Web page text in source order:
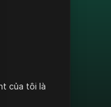
của tôi là